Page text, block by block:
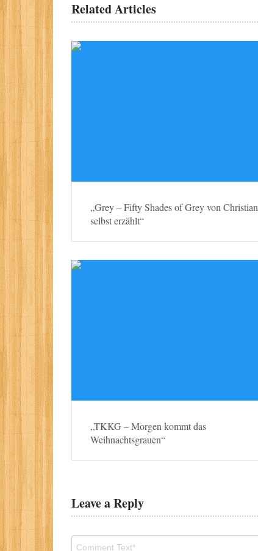
Related Articles
„Grey – Fifty Shades of Grey von Christian
selbst erzählt“
„TKKG – Morgen kommt das
Weihnachtsgrauen“
Leave a Reply